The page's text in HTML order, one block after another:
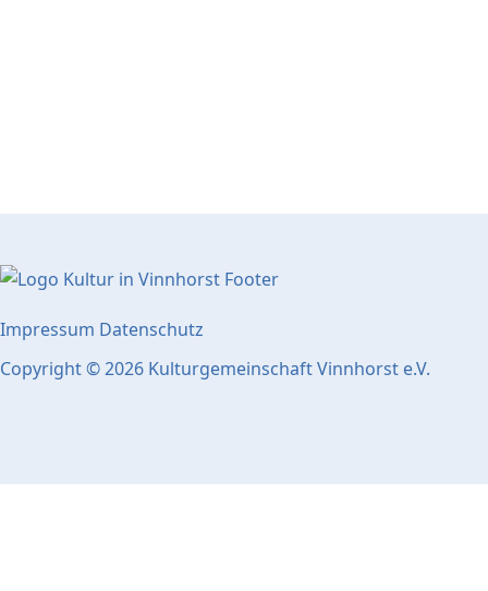
Impressum Datenschutz
Copyright © 2026 Kulturgemeinschaft Vinnhorst e.V.